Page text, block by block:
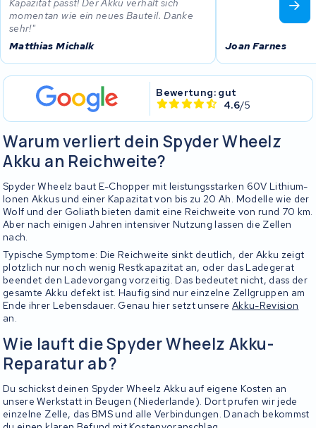
Kapazität passt! Der Akku verhält sich
momentan wie ein neues Bauteil. Danke
sehr!
Matthias Michalk
Joan Farnes
Bewertung: gut
4.6/5
Warum verliert dein Spyder Wheelz
Akku an Reichweite?
Spyder Wheelz baut E-Chopper mit leistungsstarken 60V Lithium-
Ionen Akkus und einer Kapazitat von bis zu 20 Ah. Modelle wie der
Wolf und der Goliath bieten damit eine Reichweite von rund 70 km.
Aber nach einigen Jahren intensiver Nutzung lassen die Zellen
nach.
Typische Symptome: Die Reichweite sinkt deutlich, der Akku zeigt
plotzlich nur noch wenig Restkapazitat an, oder das Ladegerat
beendet den Ladevorgang vorzeitig. Das bedeutet nicht, dass der
gesamte Akku defekt ist. Haufig sind nur einzelne Zellgruppen am
Ende ihrer Lebensdauer. Genau hier setzt unsere Akku-Revision
an.
Wie lauft die Spyder Wheelz Akku-
Reparatur ab?
Du schickst deinen Spyder Wheelz Akku auf eigene Kosten an
unsere Werkstatt in Beugen (Niederlande). Dort prufen wir jede
einzelne Zelle, das BMS und alle Verbindungen. Danach bekommst